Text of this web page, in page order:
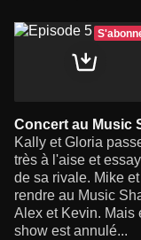
Concert au Music
Kally et Gloria
très à l'aise et
de sa rivale. Mike
rendre au Music
Alex et Kevin. Mais
show est annulé...